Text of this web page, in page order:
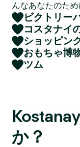
んなあなたのた
ビクトリー
コスタナイ
ショッピン
おもちゃ博
ツム
か？